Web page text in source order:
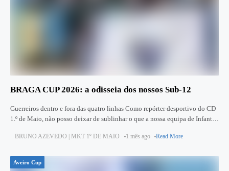
BRAGA CUP 2026: a odisseia dos nossos Sub‑12
Guerreiros dentro e fora das quatro linhas Como repórter desportivo do CD
1.º de Maio, não posso deixar de sublinhar o que a nossa equipa de Infantis
BRUNO AZEVEDO | MKT 1º DE MAIO 1 mês ago Read More
Aveiro Cup